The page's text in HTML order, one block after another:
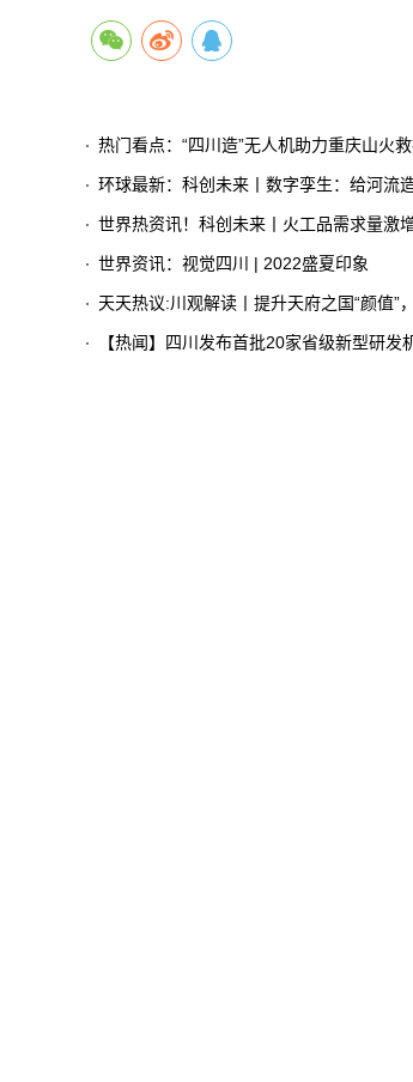
热门看点：“四川造”无人机助力重庆山火
环球最新：科创未来丨数字孪生：给河流
世界热资讯！科创未来丨火工品需求量激增，这
世界资讯：视觉四川 | 2022盛夏印象
天天热议:川观解读丨提升天府之国“颜值”
【热闻】四川发布首批20家省级新型研发